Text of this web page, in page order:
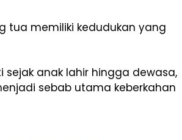
tua memiliki kedudukan yang
anak lahir hingga dewasa,
sebab utama keberkahan